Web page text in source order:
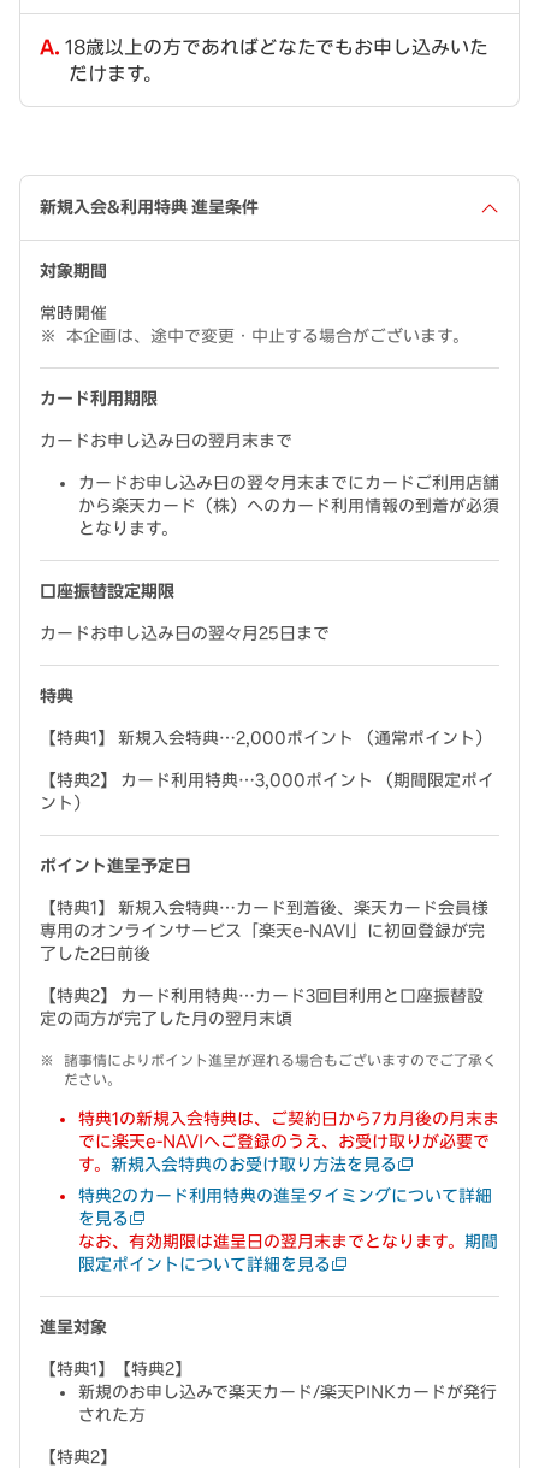
18歳以上の方であればどなたでもお申し込みいた
だけます。
新規入会&利用特典 進呈条件
対象期間
常時開催
本企画は、途中で変更・中止する場合がございます。
カード利用期限
カードお申し込み日の翌月末まで
カードお申し込み日の翌々月末までにカードご利用店舗
から楽天カード（株）へのカード利用情報の到着が必須
となります。
口座振替設定期限
カードお申し込み日の翌々月25日まで
特典
【特典1】 新規入会特典…2,000ポイント （通常ポイント）
【特典2】 カード利用特典…3,000ポイント （期間限定ポイ
ント）
ポイント進呈予定日
【特典1】 新規入会特典…カード到着後、楽天カード会員様
専用のオンラインサービス「楽天e-NAVI」に初回登録が完
了した2日前後
【特典2】 カード利用特典…カード3回目利用と口座振替設
定の両方が完了した月の翌月末頃
諸事情によりポイント進呈が遅れる場合もございますのでご了承く
ださい。
特典1の新規入会特典は、ご契約日から7カ月後の月末ま
でに楽天e-NAVIへご登録のうえ、お受け取りが必要で
す。 新規入会特典のお受け取り方法を見る
特典2のカード利用特典の進呈タイミングについて詳細
を見る
なお、有効期限は進呈日の翌月末までとなります。 期間
限定ポイントについて詳細を見る
進呈対象
【特典1】【特典2】
新規のお申し込みで楽天カード/楽天PINKカードが発行
された方
【特典2】